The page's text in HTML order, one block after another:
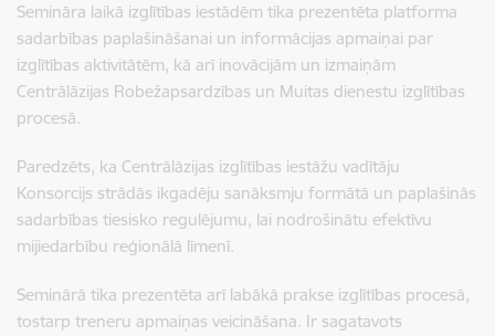
Semināra laikā izglītības iestādēm tika prezentēta platforma
sadarbības paplašināšanai un informācijas apmaiņai par
izglītības aktivitātēm, kā arī inovācijām un izmaiņām
Centrālāzijas Robežapsardzības un Muitas dienestu izglītības
procesā.
Paredzēts, ka Centrālāzijas izglītības iestāžu vadītāju
Konsorcijs strādās ikgadēju sanāksmju formātā un paplašinās
sadarbības tiesisko regulējumu, lai nodrošinātu efektīvu
mijiedarbību reģionālā līmenī.
Seminārā tika prezentēta arī labākā prakse izglītības procesā,
tostarp treneru apmaiņas veicināšana. Ir sagatavots